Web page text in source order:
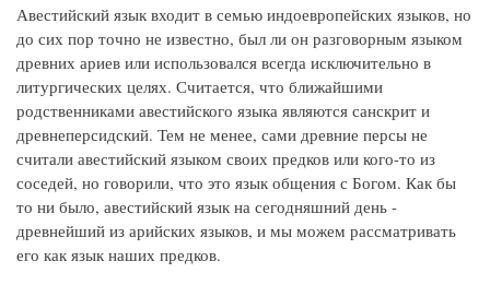
Авестийский язык входит в семью индоевропейских языков, но
до сих пор точно не известно, был ли он разговорным языком
древних ариев или использовался всегда исключительно в
литургических целях. Считается, что ближайшими
родственниками авестийского языка являются санскрит и
древнеперсидский. Тем не менее, сами древние персы не
считали авестийский языком своих предков или кого-то из
соседей, но говорили, что это язык общения с Богом. Как бы
то ни было, авестийский язык на сегодняшний день -
древнейший из арийских языков, и мы можем рассматривать
его как язык наших предков.